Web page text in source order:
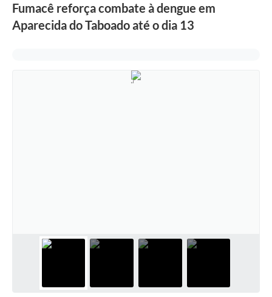
Fumacê reforça combate à dengue em
Aparecida do Taboado até o dia 13